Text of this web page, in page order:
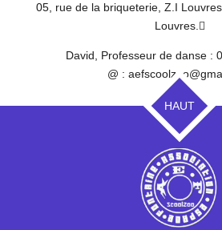
05, rue de la briqueterie, Z.I
Louvres.
David, Professeur de danse :
@ :
HAUT